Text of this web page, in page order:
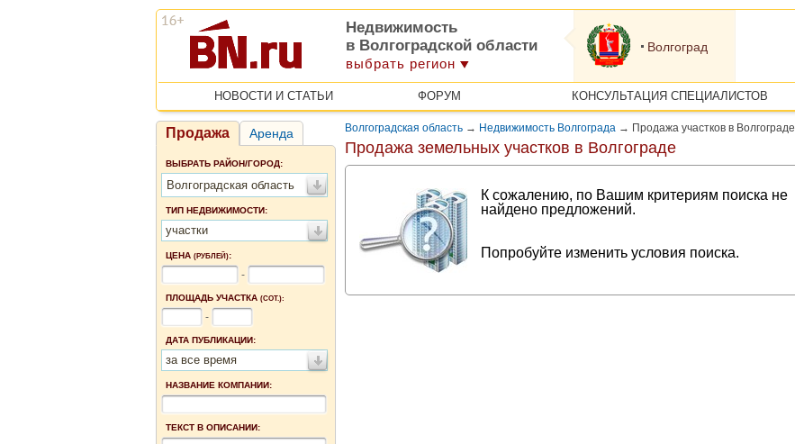
Недвижимость
в Волгоградской области
выбрать регион
Волгоград
НОВОСТИ И СТАТЬИ ФОРУМ КОНСУЛЬТАЦИЯ СПЕЦИАЛИСТОВ
Продажа Аренда
ВЫБРАТЬ РАЙОН/ГОРОД:
Волгоградская область
ТИП НЕДВИЖИМОСТИ:
участки
ЦЕНА (РУБЛЕЙ):
-
ПЛОЩАДЬ УЧАСТКА (СОТ.):
-
ДАТА ПУБЛИКАЦИИ:
за все время
НАЗВАНИЕ КОМПАНИИ:
ТЕКСТ В ОПИСАНИИ:
Волгоградская область → Недвижимость Волгограда → Продажа участков в Волгограде
Продажа земельных участков в Волгограде
К сожалению, по Вашим критериям поиска не
найдено предложений.
Попробуйте изменить условия поиска.